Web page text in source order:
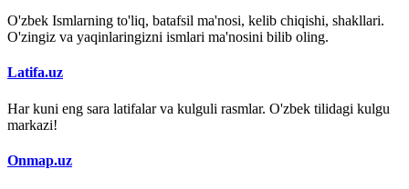
O'zbek Ismlarning to'liq, batafsil ma'nosi, kelib chiqishi, shakllari.
O'zingiz va yaqinlaringizni ismlari ma'nosini bilib oling.
Latifa.uz
Har kuni eng sara latifalar va kulguli rasmlar. O'zbek tilidagi kulgu
markazi!
Onmap.uz